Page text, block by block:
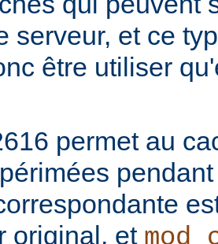
serveur, et ce
être utiliser
permet au
original, et